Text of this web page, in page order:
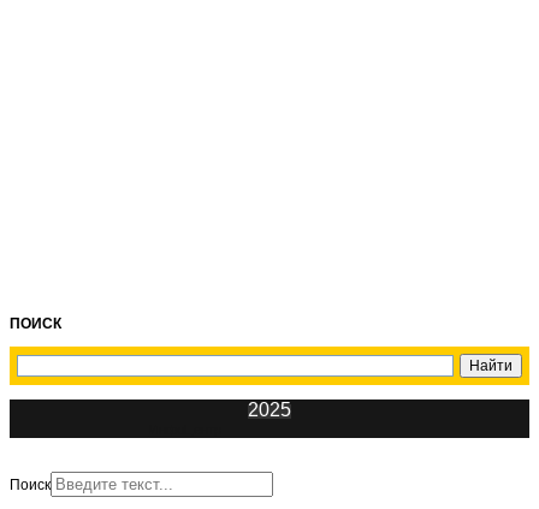
ПОИСК
2025
Поиск